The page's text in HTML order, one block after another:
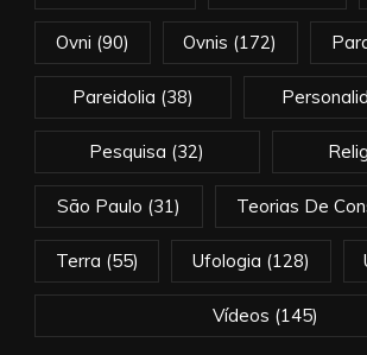
Ovni (90) Ovnis (172)
Pareidolia (38)
Pesquisa (32)
São Paulo (31) Teorias De
Terra (55) Ufologia (128)
Vídeos (145)